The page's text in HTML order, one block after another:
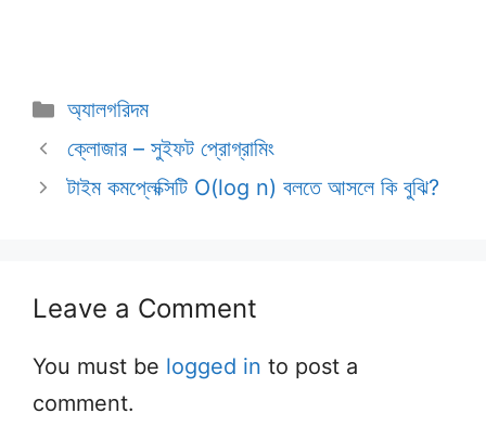
Categories
অ্যালগরিদম
ক্লোজার – সুইফট প্রোগ্রামিং
টাইম কমপ্লেক্সিটি O(log n) বলতে আসলে কি বুঝি?
Leave a Comment
You must be logged in to post a
comment.